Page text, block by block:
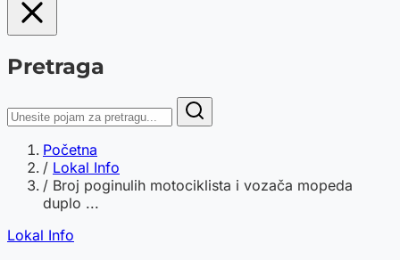
Pretraga
Početna
/ Lokal Info
/ Broj poginulih motociklista i vozača mopeda
duplo ...
Lokal Info